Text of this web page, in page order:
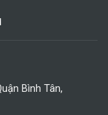
Bình Tân,